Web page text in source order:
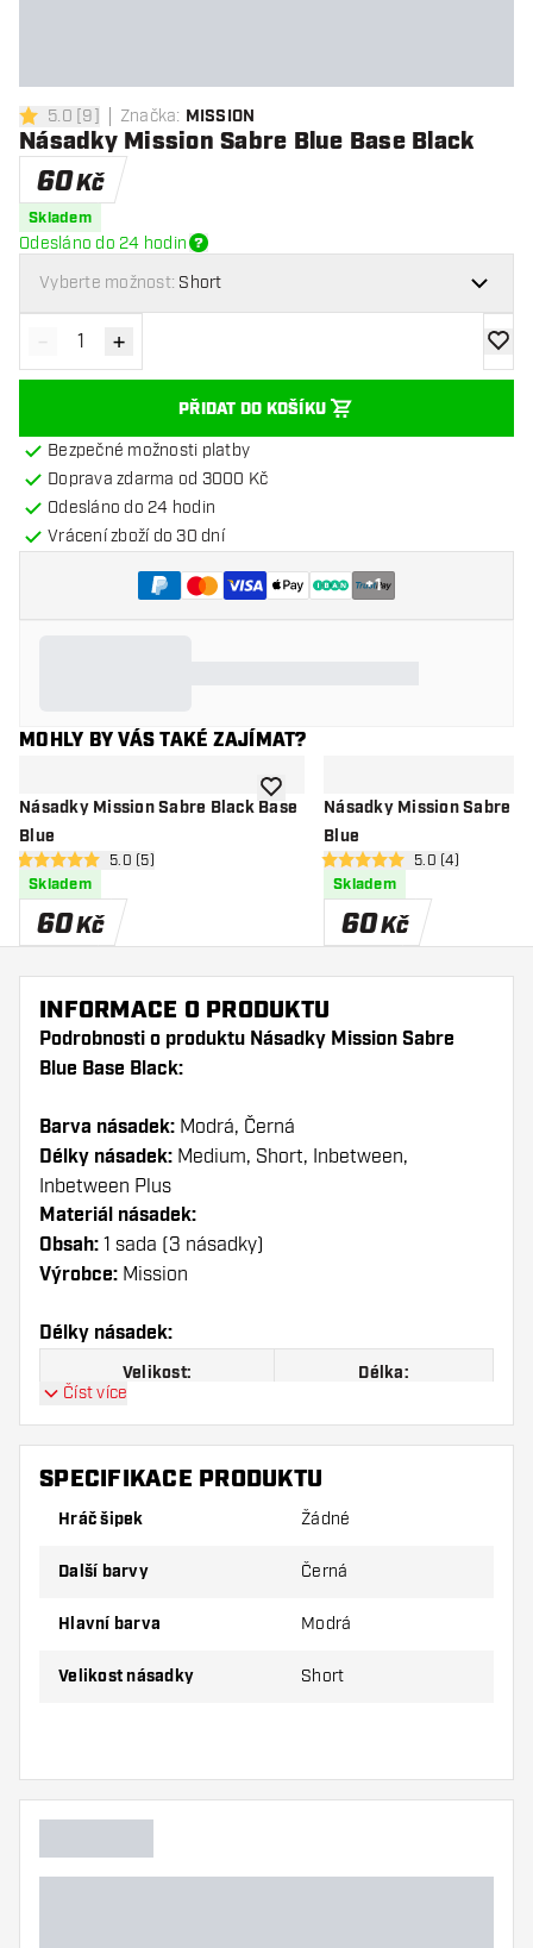
5 hodnoticí hvězdičky
5.0 [9] Značka: MISSION
Násadky Mission Sabre Blue Base Black
60Kč
Skladem
Odesláno do 24 hodin
Vyberte možnost: Short
Snížit množství
- Zvýšit množství
+
PŘIDAT DO KOŠÍKU
Bezpečné možnosti platby
Doprava zdarma od 3000 Kč
Odesláno do 24 hodin
Vrácení zboží do 30 dní
+1
MOHLY BY VÁS TAKÉ ZAJÍMAT?
Násadky Mission Sabre Black Base
Blue
otevřít panel recenzí
5 hodnoticí hvězdičky
5.0 (5)
Skladem
60Kč
Přidat do seznamu přání
Násadky Mission Sabre
Blue
otevřít panel
5 hodnoticí hvězdičky
5.0 (4)
Skladem
60Kč
INFORMACE O PRODUKTU
Podrobnosti o produktu Násadky Mission Sabre
Blue Base Black:
Barva násadek: Modrá, Černá
Délky násadek: Medium, Short, Inbetween,
Inbetween Plus
Materiál násadek:
Obsah: 1 sada (3 násadky)
Výrobce: Mission
Délky násadek:
Velikost: Délka:
Short 36 mm
Inbetween
Inbetween Plus 44,5 mm
Medium
nebo zlomit.
Číst více
SPECIFIKACE PRODUKTU
Hráč šipek Žádné
Další barvy Černá
Hlavní barva Modrá
Velikost násadky Short